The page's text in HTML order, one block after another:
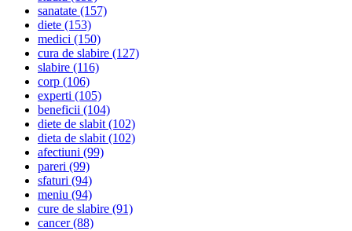
sanatate (157)
diete (153)
medici (150)
cura de slabire (127)
slabire (116)
corp (106)
experti (105)
beneficii (104)
diete de slabit(102)
dieta de slabit(102)
afectiuni (99)
pareri (99)
sfaturi (94)
meniu (94)
cure de slabire (91)
cancer(88)